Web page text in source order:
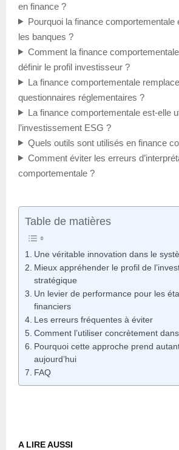
en finance ?
Pourquoi la finance comportementale
les banques ?
Comment la finance
définir le profil investisseur ?
La finance comportementale
questionnaires réglementaires ?
La finance comportementale est-elle
l’investissement ESG ?
Quels outils sont utilisés en finance
Comment éviter les erreurs
comportementale ?
Table de matières
Une véritable innovation dans le
Mieux appréhender le profil de
stratégique
Un levier de performance pour les
financiers
Les erreurs fréquentes à éviter
Comment l’utiliser concrètement
Pourquoi cette approche prend
aujourd’hui
FAQ
A LIRE AUSSI